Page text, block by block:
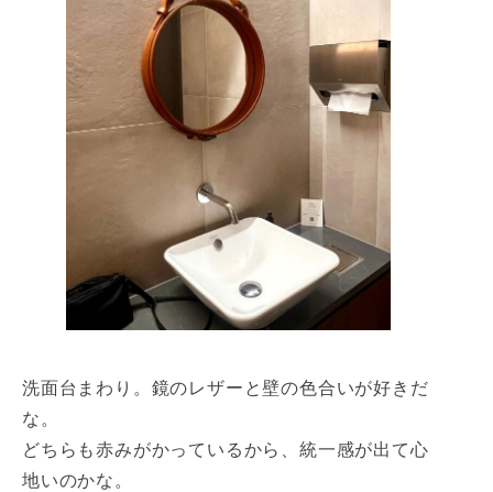
洗面台まわり。鏡のレザーと壁の色合いが好きだ
な。
どちらも赤みがかっているから、統一感が出て心
地いのかな。